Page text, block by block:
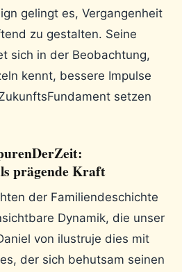
gelingt es, Vergangenheit
zu gestalten. Seine
sich in der Beobachtung,
kennt, bessere Impulse
setzen
prägende Kraft
der Familiendeschichte
Dynamik, die unser
von ilustruje dies mit
der sich behutsam seinen